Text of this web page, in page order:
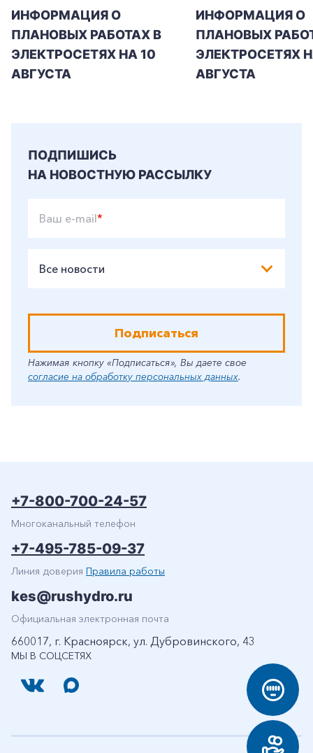
Заказать обратный звонок
ИНФОРМАЦИЯ О
ПЛАНОВЫХ РАБОТАХ В
ЭЛЕКТРОСЕТЯХ НА 10
АВГУСТА
ИНФОРМАЦИЯ О
ПЛАНОВЫХ
ЭЛЕКТРОСЕТЯХ
АВГУСТА
ПОДПИШИСЬ
НА НОВОСТНУЮ РАССЫЛКУ
Ваш e-mail*
Все новости
Подписаться
Нажимая кнопку «Подписаться», Вы даете свое
согласие на обработку персональных данных.
МЫ В СОЦСЕТЯХ
+7-800-700-24-57
Многоканальный телефон
+7-495-785-09-37
Линия доверия Правила работы
kes@rushydro.ru
Официальная электронная почта
660017, г. Красноярск, ул. Дубровинского, 43